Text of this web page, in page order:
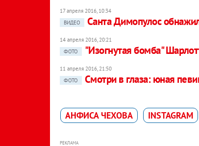
17 апреля 2016, 10:34
ВИДЕО
Санта Димопулос
14 апреля 2016, 20:21
ФОТО
"Изогнутая бомба"
11 апреля 2016, 21:50
ФОТО
Смотри в глаза: юная
АНФИСА ЧЕХОВА INSTAGRAM
РЕКЛАМА